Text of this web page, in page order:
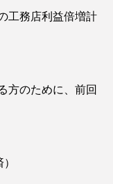
工務店利益倍増計
方のために、前回